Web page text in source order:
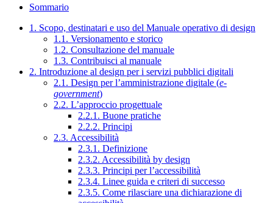
Sommario
1. Scopo, destinatari e uso del Manuale operativo di design
1.1. Versionamento e storico
1.2. Consultazione del manuale
1.3. Contribuisci al manuale
2. Introduzione al design per i servizi pubblici digitali
2.1. Design per l’amministrazione digitale (e-
government)
2.2. L’approccio progettuale
2.2.1. Buone pratiche
2.2.2. Principi
2.3. Accessibilità
2.3.1. Definizione
2.3.2. Accessibilità by design
2.3.3. Principi per l’accessibilità
2.3.4. Linee guida e criteri di successo
2.3.5. Come rilasciare una dichiarazione di